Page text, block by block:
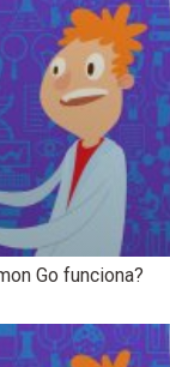
Go funciona?